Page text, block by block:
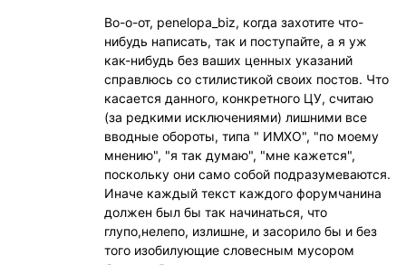
Во-о-от, penelopa_biz, когда захотите что-
нибудь написать, так и поступайте, а я уж
как-нибудь без ваших ценных указаний
справлюсь со стилистикой своих постов. Что
касается данного, конкретного ЦУ, считаю
(за редкими исключениями) лишними все
вводные обороты, типа " ИМХО", "по моему
мнению", "я так думаю", "мне кажется",
поскольку они само собой подразумеваются.
Иначе каждый текст каждого форумчанина
должен был бы так начинаться, что
глупо,нелепо, излишне, и засорило бы и без
того изобилующие словесным мусором